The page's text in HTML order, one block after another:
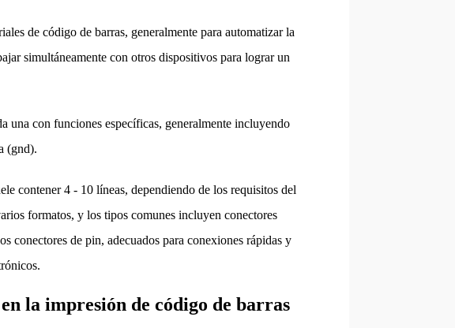
de código de barras, generalmente para automatizar la
simultáneamente con otros dispositivos para lograr un
una con funciones específicas, generalmente incluyendo
(gnd).
contener 4 - 10 líneas, dependiendo de los requisitos del
formatos, y los tipos comunes incluyen conectores
conectores de pin, adecuados para conexiones rápidas y
la impresión de código de barras